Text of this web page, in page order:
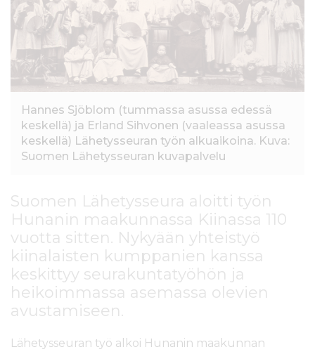
Hannes Sjöblom (tummassa asussa edessä
keskellä) ja Erland Sihvonen (vaaleassa asussa
keskellä) Lähetysseuran työn alkuaikoina. Kuva:
Suomen Lähetysseuran kuvapalvelu
Suomen Lähetysseura aloitti työn
Hunanin maakunnassa Kiinassa 110
vuotta sitten. Nykyään yhteistyö
kiinalaisten kumppanien kanssa
keskittyy seurakuntatyöhön ja
heikoimmassa asemassa olevien
avustamiseen.
Lähetysseuran työ alkoi Hunanin maakunnan